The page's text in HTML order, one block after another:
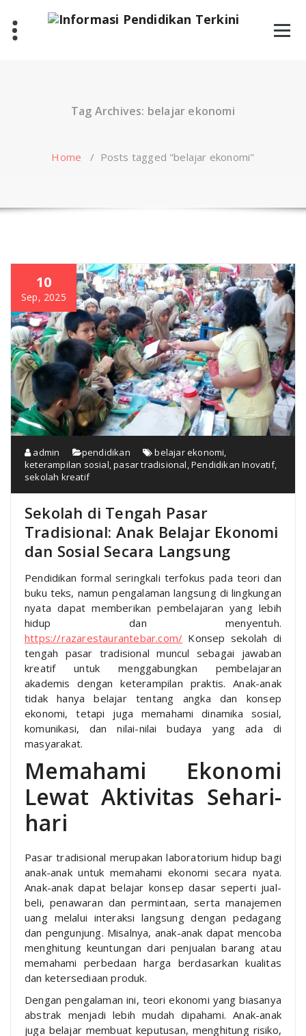
content
Tag Archives: belajar ekonomi
Home / Posts tagged "belajar ekonomi"
10
Sep, 2025
admin pendidikan belajar ekonomi,
keterampilan sosial,pasar tradisional,Pendidikan Inovatif,
sekolah kreatif
Sekolah di Tengah Pasar
Tradisional: Anak Belajar Ekonomi
dan Sosial Secara Langsung
Pendidikan formal seringkali terfokus pada teori dan
buku teks, namun pengalaman langsung di lingkungan
nyata dapat memberikan pembelajaran yang lebih
hidup dan menyentuh.
https://razarestaurantebar.com/ Konsep sekolah di
tengah pasar tradisional muncul sebagai jawaban
kreatif untuk menggabungkan pembelajaran
akademis dengan keterampilan praktis. Anak-anak
tidak hanya belajar tentang angka dan konsep
ekonomi, tetapi juga memahami dinamika sosial,
komunikasi, dan nilai-nilai budaya yang ada di
masyarakat.
Memahami Ekonomi
Lewat Aktivitas Sehari-
hari
Pasar tradisional merupakan laboratorium hidup bagi
anak-anak untuk memahami ekonomi secara nyata.
Anak-anak dapat belajar konsep dasar seperti jual-
beli, penawaran dan permintaan, serta manajemen
uang melalui interaksi langsung dengan pedagang
dan pengunjung. Misalnya, anak-anak dapat mencoba
menghitung keuntungan dari penjualan barang atau
memahami perbedaan harga berdasarkan kualitas
dan ketersediaan produk.
Dengan pengalaman ini, teori ekonomi yang biasanya
abstrak menjadi lebih mudah dipahami. Anak-anak
juga belajar membuat keputusan, menghitung risiko,